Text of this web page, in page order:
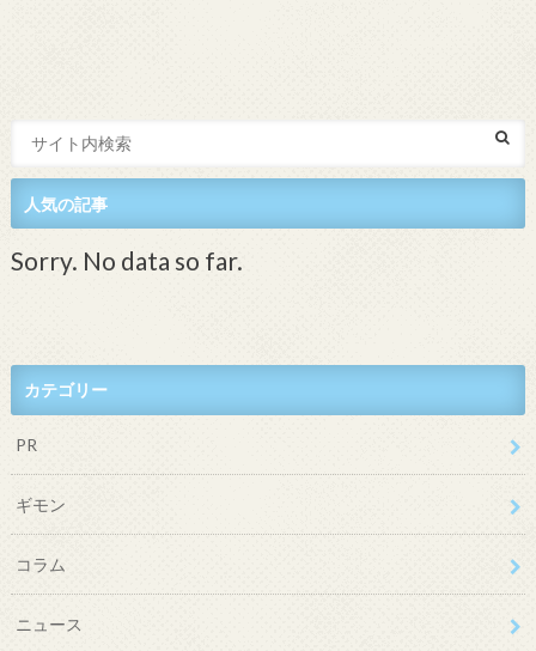
人気の記事
Sorry. No data so far.
カテゴリー
PR
ギモン
コラム
ニュース